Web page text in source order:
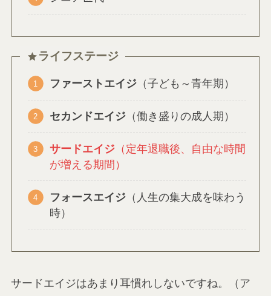
ライフステージ
ファーストエイジ（子ども～青年期）
セカンドエイジ（働き盛りの成人期）
サードエイジ（定年退職後、自由な時間
が増える期間）
フォースエイジ（人生の集大成を味わう
時）
サードエイジはあまり耳慣れしないですね。（ア